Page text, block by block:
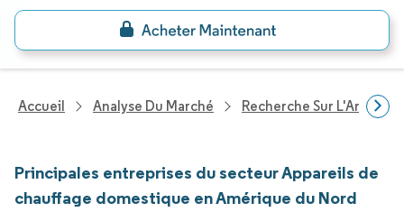
Accueil Analyse Du Marché Recherche Sur
Principales entreprises du secteur Appareils de
chauffage domestique en Amérique du Nord